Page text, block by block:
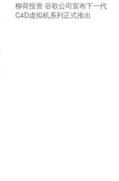
柳荷投资 谷歌公司宣布下一代
C4D虚拟机系列正式推出